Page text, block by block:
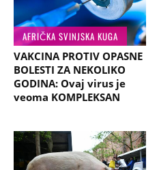
AFRIČKA SVINJSKA KUGA
VAKCINA PROTIV OPASNE
BOLESTI ZA NEKOLIKO
GODINA: Ovaj virus je
veoma KOMPLEKSAN